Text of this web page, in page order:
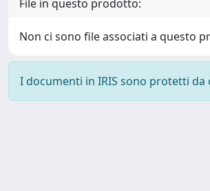
File in questo prodotto:
Non ci sono file associati a questo
I documenti in IRIS sono protetti